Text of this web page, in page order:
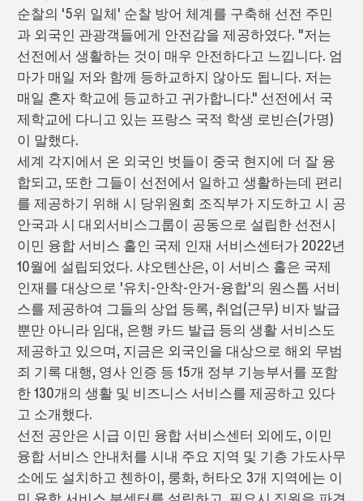
순찰의 '5위 일체' 순찰 방어 체계를 구축해 선전 주민
과 외국인 관광객들에게 안전감을 제공하였다. "저는
선전에서 생활하는 것이 매우 안전하다고 느낍니다. 엄
마가 매일 저와 함께 등하교하지 않아도 됩니다. 저는
매일 혼자 학교에 등교하고 귀가합니다." 선전에서 국
제학교에 다니고 있는 프랑스 국적 학생 로빈슨(가명)
이 말했다.
세계 각지에서 온 외국인 벗들이 중국 현지에 더 잘 융
합되고, 또한 그들이 선전에서 일하고 생활하는데 편리
를 제공하기 위해 시 당위원회 조직부가 지도하고 시 공
안국과 시 대외서비스그룹이 공동으로 설립한 선전시
이민 융합 서비스 홀인 국제 인재 서비스센터가 2022년
10월에 설립되었다. 샤오톈산은, 이 서비스 홀은 국제
인재를 대상으로 '유치-안착-안거-융합'의 원스톱 서비
스를 제공하여 그들의 상업 등록, 취업(근무) 비자 발급
뿐만 아니라 임대, 은행 카드 발급 등의 생활 서비스도
제공하고 있으며, 지금은 외국인을 대상으로 해외 무범
죄 기록 대행, 영사 인증 등 15개 정부 기능부서를 포함
한 130개의 생활 및 비즈니스 서비스를 제공하고 있다
고 소개했다.
선전 공안은 시급 이민 융합 서비스센터 외에도, 이민
융합 서비스 안내처를 시내 주요 지역 및 기층 가도사무
소에도 설치하고 첸하이, 룽화, 허타오 3개 지역에는 이